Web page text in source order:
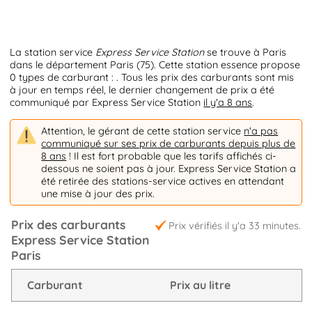
La station service Express Service Stationse trouve à Paris
dans le département Paris (75). Cette station essence propose
0 types de carburant : . Tous les prix des carburants sont mis
à jour en temps réel, le dernier changement de prix a été
communiqué par Express Service Station il y'a 8 ans.
Attention, le gérant de cette station service n'a pas
communiqué sur ses prix de carburants depuis plus de
8 ans ! Il est fort probable que les tarifs affichés ci-
dessous ne soient pas à jour. Express Service Station a
été retirée des stations-service actives en attendant
une mise à jour des prix.
Prix vérifiés il y'a 33 minutes.
Prix des carburants
Express Service Station
Paris
Carburant Prix au litre